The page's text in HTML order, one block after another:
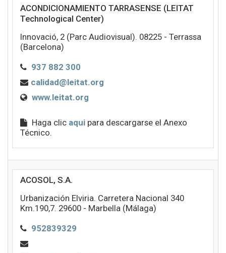
ACONDICIONAMIENTO TARRASENSE (LEITAT
Technological Center)
Innovació, 2 (Parc Audiovisual). 08225 - Terrassa
(Barcelona)
937 882 300
calidad@leitat.org
www.leitat.org
Haga clic aqui para descargarse el Anexo
Técnico.
ACOSOL, S.A.
Urbanización Elviria. Carretera Nacional 340
Km.190,7. 29600 - Marbella (Málaga)
952839329